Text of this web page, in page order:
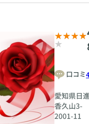
口コミ
愛知県日
香久山3-
2001-11